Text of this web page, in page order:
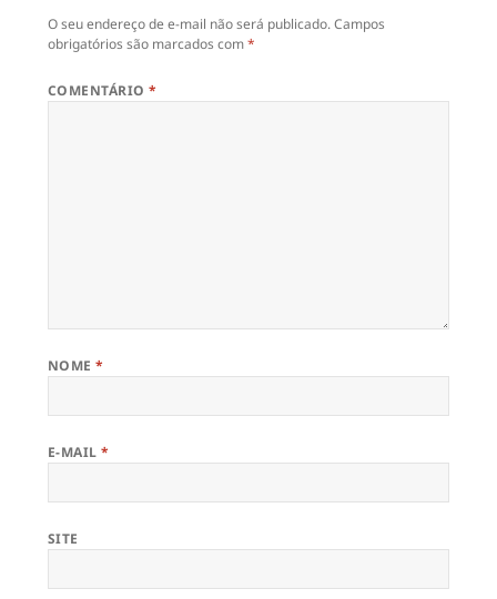
O seu endereço de e-mail não será publicado.Campos
obrigatórios são marcados com*
COMENTÁRIO*
NOME*
E-MAIL*
SITE